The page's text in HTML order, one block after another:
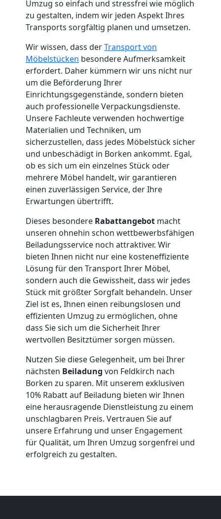
Umzug so einfach und stressfrei wie möglich
zu gestalten, indem wir jeden Aspekt Ihres
Transports sorgfältig planen und umsetzen.
Wir wissen, dass derTransport von
Möbelstücken besondere Aufmerksamkeit
erfordert. Daher kümmern wir uns nicht nur
um die Beförderung Ihrer
Einrichtungsgegenstände, sondern bieten
auch professionelle Verpackungsdienste.
Unsere Fachleute verwenden hochwertige
Materialien und Techniken, um
sicherzustellen, dass jedes Möbelstück sicher
und unbeschädigt in Borken ankommt. Egal,
ob es sich um ein einzelnes Stück oder
mehrere Möbel handelt, wir garantieren
einen zuverlässigen Service, der Ihre
Erwartungen übertrifft.
Dieses besondere Rabattangebot macht
unseren ohnehin schon wettbewerbsfähigen
Beiladungsservice noch attraktiver. Wir
bieten Ihnen nicht nur eine kosteneffiziente
Lösung für den Transport Ihrer Möbel,
sondern auch die Gewissheit, dass wir jedes
Stück mit größter Sorgfalt behandeln. Unser
Ziel ist es, Ihnen einen reibungslosen und
effizienten Umzug zu ermöglichen, ohne
dass Sie sich um die Sicherheit Ihrer
wertvollen Besitztümer sorgen müssen.
Nutzen Sie diese Gelegenheit, um bei Ihrer
nächsten Beiladung von Feldkirch nach
Borken zu sparen. Mit unserem exklusiven
10% Rabatt auf Beiladung bieten wir Ihnen
eine herausragende Dienstleistung zu einem
unschlagbaren Preis. Vertrauen Sie auf
unsere Erfahrung und unser Engagement
für Qualität, um Ihren Umzug sorgenfrei und
erfolgreich zu gestalten.
Feldkirch
Umzug
und
Lagerung
Feldkirch
Full-
Service-
Umzug
Feldkirch
Qualitäts-
Umzüge
Feldkirch
Vereinsumzug
Feldkirch
Anfrage